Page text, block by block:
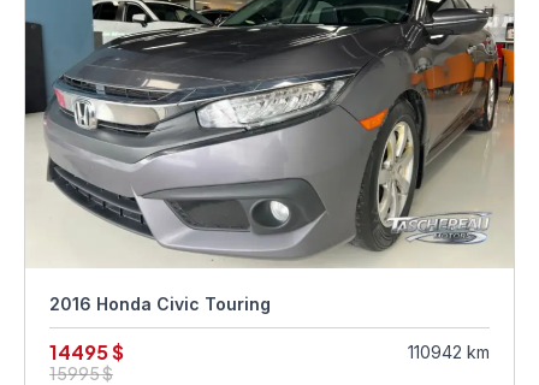
2016 Honda Civic Touring
14495 $
15995 $
110942 km